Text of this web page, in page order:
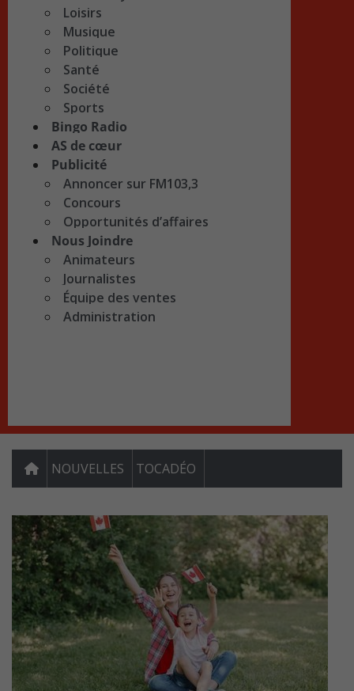
Loisirs
Musique
Politique
Santé
Société
Sports
Bingo Radio
AS de cœur
Publicité
Annoncer sur FM103,3
Concours
Opportunités d’affaires
Nous Joindre
Animateurs
Journalistes
Équipe des ventes
Administration
NOUVELLES TOCADÉO